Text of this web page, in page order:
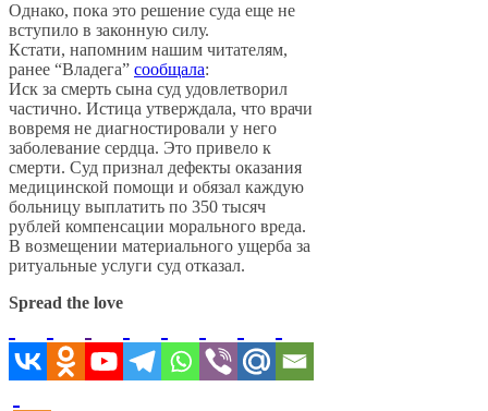
Однако, пока это решение суда еще не
вступило в законную силу.
Кстати, напомним нашим читателям,
ранее “Владега” сообщала:
Иск за смерть сына суд удовлетворил
частично. Истица утверждала, что врачи
вовремя не диагностировали у него
заболевание сердца. Это привело к
смерти. Суд признал дефекты оказания
медицинской помощи и обязал каждую
больницу выплатить по 350 тысяч
рублей компенсации морального вреда.
В возмещении материального ущерба за
ритуальные услуги суд отказал.
Spread the love